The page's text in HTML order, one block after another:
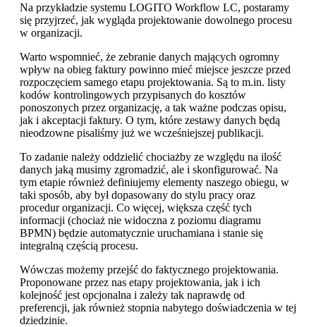
Na przykładzie systemu LOGITO Workflow LC, postaramy
się przyjrzeć, jak wygląda projektowanie dowolnego procesu
w organizacji.
Warto wspomnieć, że zebranie danych mających ogromny
wpływ na obieg faktury powinno mieć miejsce jeszcze przed
rozpoczęciem samego etapu projektowania. Są to m.in. listy
kodów kontrolingowych przypisanych do kosztów
ponoszonych przez organizację, a tak ważne podczas opisu,
jak i akceptacji faktury. O tym, które zestawy danych będą
nieodzowne pisaliśmy już we wcześniejszej publikacji.
To zadanie należy oddzielić chociażby ze względu na ilość
danych jaką musimy zgromadzić, ale i skonfigurować. Na
tym etapie również definiujemy elementy naszego obiegu, w
taki sposób, aby był dopasowany do stylu pracy oraz
procedur organizacji. Co więcej, większa część tych
informacji (chociaż nie widoczna z poziomu diagramu
BPMN) będzie automatycznie uruchamiana i stanie się
integralną częścią procesu.
Wówczas możemy przejść do faktycznego projektowania.
Proponowane przez nas etapy projektowania, jak i ich
kolejność jest opcjonalna i zależy tak naprawdę od
preferencji, jak również stopnia nabytego doświadczenia w tej
dziedzinie.